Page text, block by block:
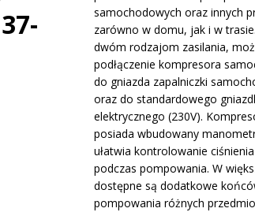
i ucieka w mistrzostwach
WIADOMOŚCI
i pierwsze wrażenia z jazdy testowej
samochodowych oraz innych
zarówno w domu, jak i w
dwóm rodzajom zasilania,
podłączenie kompresora
do gniazda zapalniczki
oraz do standardowego
elektrycznego (230V).
posiada wbudowany
ułatwia kontrolowanie
podczas pompowania. W
dostępne są dodatkowe
pompowania różnych